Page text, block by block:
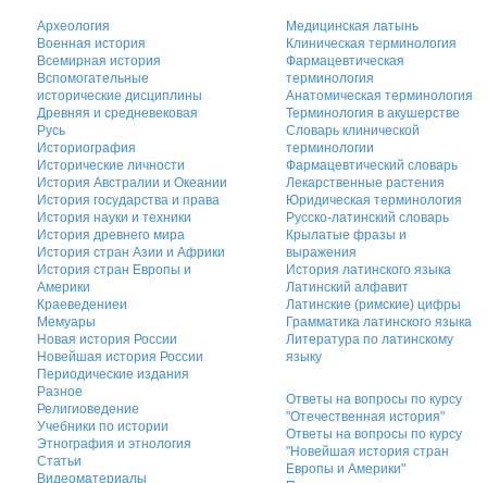
Археология
Военная история
Всемирная история
Вспомогательные
исторические дисциплины
Древняя и средневековая
Русь
Историография
Исторические личности
История Австралии и Океании
История государства и права
История науки и техники
История древнего мира
История стран Азии и Африки
История стран Европы и
Америки
Краеведениеи
Мемуары
Новая история России
Новейшая история России
Периодические издания
Разное
Религиоведение
Учебники по истории
Этнография и этнология
Статьи
Видеоматериалы
Медицинская латынь
Клиническая терминология
Фармацевтическая
терминология
Анатомическая терминология
Терминология в акушерстве
Словарь клинической
терминологии
Фармацевтический словарь
Лекарственные растения
Юридическая терминология
Русско-латинский словарь
Крылатые фразы и
выражения
История латинского языка
Латинский алфавит
Латинские (римские) цифры
Грамматика латинского языка
Литература по латинскому
языку
Ответы на вопросы по курсу
"Отечественная история"
Ответы на вопросы по курсу
"Новейшая история стран
Европы и Америки"